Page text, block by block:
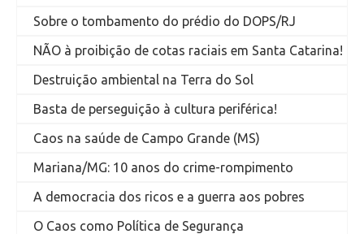
Sobre o tombamento do prédio do DOPS/RJ
NÃO à proibição de cotas raciais em Santa Catarina!
Destruição ambiental na Terra do Sol
Basta de perseguição à cultura periférica!
Caos na saúde de Campo Grande (MS)
Mariana/MG: 10 anos do crime-rompimento
A democracia dos ricos e a guerra aos pobres
O Caos como Política de Segurança